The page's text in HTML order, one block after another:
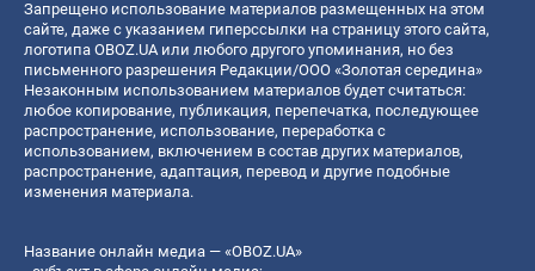
Запрещено использование материалов размещенных на этом
сайте, даже с указанием гиперссылки на страницу этого сайта,
логотипа OBOZ.UA или любого другого упоминания, но без
письменного разрешения Редакции/ООО «Золотая середина»
Незаконным использованием материалов будет считаться:
любое копирование, публикация, перепечатка, последующее
распространение, использование, переработка с
использованием, включением в состав других материалов,
распространение, адаптация, перевод и другие подобные
изменения материала.
Название онлайн медиа — «OBOZ.UA»